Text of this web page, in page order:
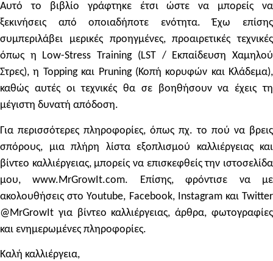
Αυτό το βιβλίο γράφτηκε έτσι ώστε να μπορείς να
ξεκινήσεις από οποιαδήποτε ενότητα. Έχω επίσης
συμπεριλάβει μερικές προηγμένες, προαιρετικές τεχνικές
όπως η Low-Stress Training (LST / Εκπαίδευση Χαμηλού
Στρες), η Topping και Pruning (Κοπή κορυφών και Κλάδεμα),
καθώς αυτές οι τεχνικές θα σε βοηθήσουν να έχεις τη
μέγιστη δυνατή απόδοση.
Για περισσότερες πληροφορίες, όπως πχ. το πού να βρεις
σπόρους, μια πλήρη λίστα εξοπλισμού καλλιέργειας και
βίντεο καλλιέργειας, μπορείς να επισκεφθείς την ιστοσελίδα
μου, www.MrGrowIt.com. Επίσης, φρόντισε να με
ακολουθήσεις στο Youtube, Facebook, Instagram και Twitter
@MrGrowIt για βίντεο καλλιέργειας, άρθρα, φωτογραφίες
και ενημερωμένες πληροφορίες.
Καλή καλλιέργεια,